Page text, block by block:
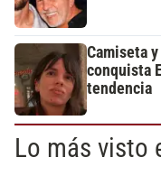
Camiseta
conquista
tendencia
Lo más visto